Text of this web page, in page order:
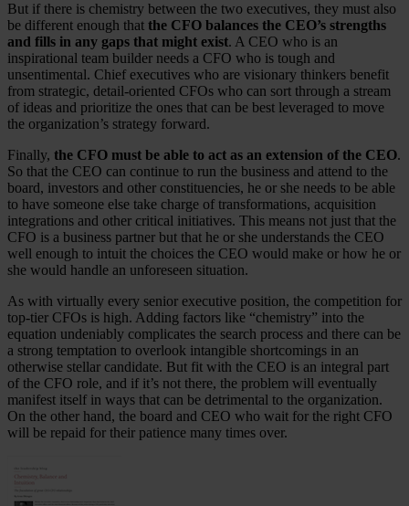
But if there is chemistry between the two executives, they must also
be different enough that the CFO balances the CEO’s strengths
and fills in any gaps that might exist. A CEO who is an
inspirational team builder needs a CFO who is tough and
unsentimental. Chief executives who are visionary thinkers benefit
from strategic, detail-oriented CFOs who can sort through a stream
of ideas and prioritize the ones that can be best leveraged to move
the organization’s strategy forward.
Finally, the CFO must be able to act as an extension of the CEO.
So that the CEO can continue to run the business and attend to the
board, investors and other constituencies, he or she needs to be able
to have someone else take charge of transformations, acquisition
integrations and other critical initiatives. This means not just that the
CFO is a business partner but that he or she understands the CEO
well enough to intuit the choices the CEO would make or how he or
she would handle an unforeseen situation.
As with virtually every senior executive position, the competition for
top-tier CFOs is high. Adding factors like “chemistry” into the
equation undeniably complicates the search process and there can be
a strong temptation to overlook intangible shortcomings in an
otherwise stellar candidate. But fit with the CEO is an integral part
of the CFO role, and if it’s not there, the problem will eventually
manifest itself in ways that can be detrimental to the organization.
On the other hand, the board and CEO who wait for the right CFO
will be repaid for their patience many times over.